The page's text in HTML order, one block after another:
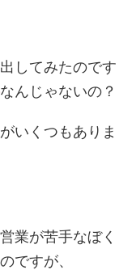
してみたのです
なんじゃないの？
いくつもありま
業が苦手なぼく
ですが、